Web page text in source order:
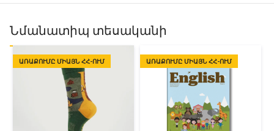
Նմանատիպ տեսականի
ԱՌԱՔՈՒՄԸ ՄԻԱՅՆ ՀՀ-ՈՒՄ ԱՌԱՔՈՒՄԸ ՄԻԱՅՆ ՀՀ-ՈՒՄ